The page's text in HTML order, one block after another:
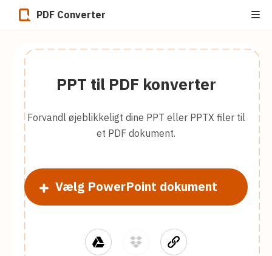
PDF Converter
PPT til PDF konverter
Forvandl øjeblikkeligt dine PPT eller PPTX filer til
et PDF dokument.
Vælg PowerPoint dokument